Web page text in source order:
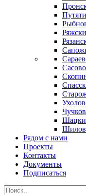
Рядом с нами
Проекты
Контакты
Документы
Подписаться